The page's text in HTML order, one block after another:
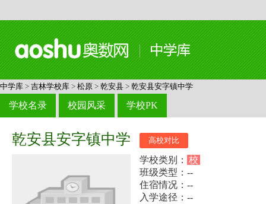
中学库 > 吉林学校库 > 松原 > 乾安县 > 乾安县安字镇中学
学校名录 校园风采 学校PK
乾安县安字镇中学 高校对比
学校类别： 校
班级类型：--
住宿情况：--
入学途径：--